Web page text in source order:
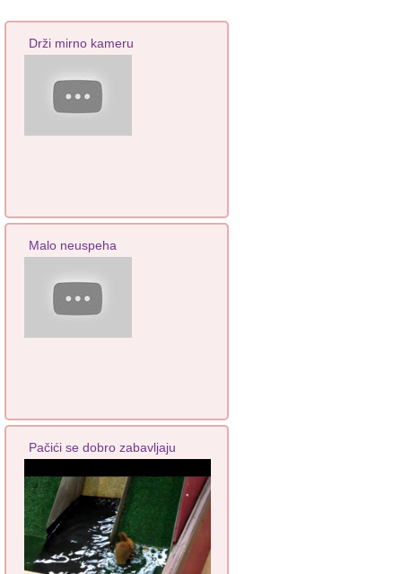
Drži mirno kameru
Malo neuspeha
Pačići se dobro zabavljaju